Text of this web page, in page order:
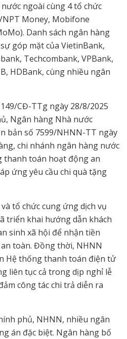
ngoài cùng 4 tổ chức
Money, Mobifone
Danh sách ngân hàng
góp mặt của VietinBank,
Techcombank, VPBank,
HDBank, cùng nhiều ngân
CĐ-TTg ngày 28/8/2025
Ngân hàng Nhà nước
bản số 7599/NHNN-TT ngày
chi nhánh ngân hàng nước
thanh toán hoạt động an
ứng yêu cầu chi quà tặng
tổ chức cung ứng dịch vụ
triển khai hướng dẫn khách
sinh xã hội để nhận tiền
toàn. Đồng thời, NHNN
Hệ thống thanh toán điện tử
liên tục cả trong dịp nghỉ lễ
công tác chi trả diễn ra
phủ, NHNN, nhiều ngân
án đặc biệt. Ngân hàng bố